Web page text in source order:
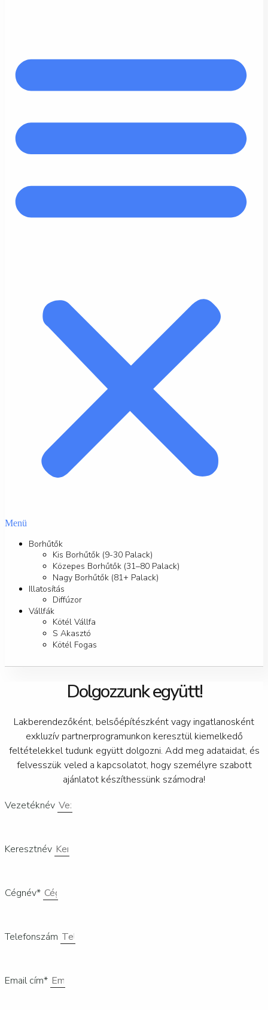
Menü
Borhűtők
Kis Borhűtők (9-30 Palack)
Közepes Borhűtők (31–80 Palack)
Nagy Borhűtők (81+ Palack)
Illatosítás
Diffúzor
Vállfák
Kötél Vállfa
S Akasztó
Kötél Fogas
Dolgozzunk együtt!
Lakberendezőként, belsőépítészként vagy ingatlanosként
exkluzív partnerprogramunkon keresztül kiemelkedő
feltételekkel tudunk együtt dolgozni. Add meg adataidat, és
felvesszük veled a kapcsolatot, hogy személyre szabott
ajánlatot készíthessünk számodra!
Vezetéknév
Keresztnév
Cégnév*
Telefonszám
Email cím*